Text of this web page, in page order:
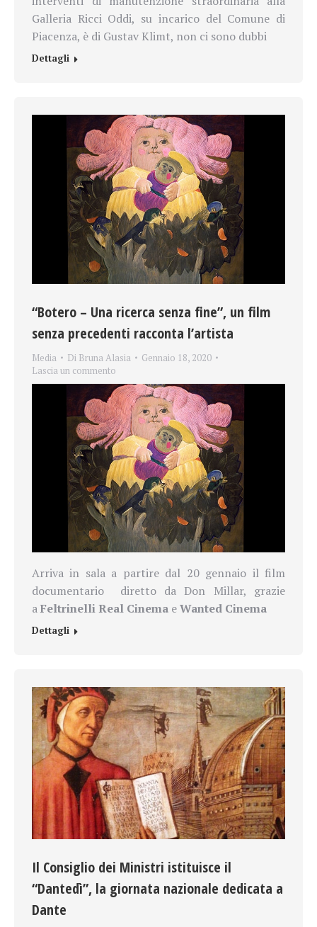
Galleria Ricci Oddi, su incarico del Comune di
Piacenza, è di Gustav Klimt, non ci sono dubbi
Dettagli
“Botero – Una ricerca senza fine”, un film
senza precedenti racconta l’artista
Media Di Bruna Alasia
Gennaio 18, 2020
Lascia un commento
Arriva in sala a partire dal 20 gennaio il film
documentario diretto da Don Millar, grazie
aFeltrinelli Real Cinema eWanted Cinema
Dettagli
Il Consiglio dei Ministri istituisce il
“Dantedì”, la giornata nazionale dedicata a
Dante